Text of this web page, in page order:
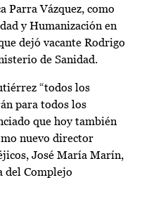
Parra Vázquez, como
y Humanización en
dejó vacante Rodrigo
de Sanidad.
“todos los
para todos los
que hoy también
nuevo director
José María Marín,
del Complejo